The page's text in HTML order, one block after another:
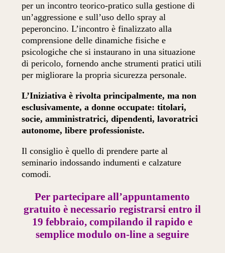
per un incontro teorico-pratico sulla gestione di
un’aggressione e sull’uso dello spray al
peperoncino. L’incontro è finalizzato alla
comprensione delle dinamiche fisiche e
psicologiche che si instaurano in una situazione
di pericolo, fornendo anche strumenti pratici utili
per migliorare la propria sicurezza personale.
L’Iniziativa è rivolta principalmente, ma non
esclusivamente, a donne occupate: titolari,
socie, amministratrici, dipendenti, lavoratrici
autonome, libere professioniste.
Il consiglio è quello di prendere parte al
seminario indossando indumenti e calzature
comodi.
Per partecipare all’appuntamento
gratuito è necessario registrarsi entro il
19 febbraio, compilando il rapido e
semplice modulo on-line a seguire